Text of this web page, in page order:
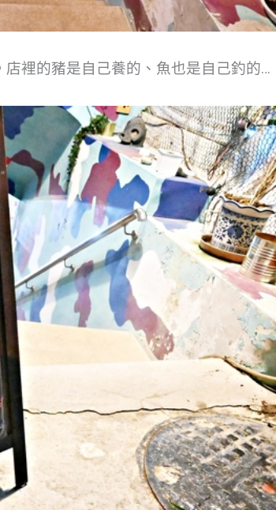
店裡的豬是自己養的、魚也是自己釣的…